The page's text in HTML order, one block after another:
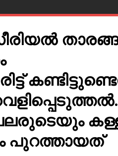
പുറത്തായത്